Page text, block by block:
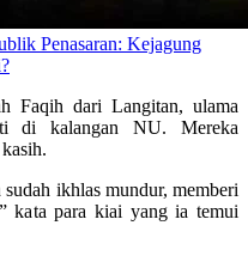
Penasaran: Kejagung
Faqih dari Langitan, ulama
di kalangan NU. Mereka
ikhlas mundur, memberi
kata para kiai yang ia temui